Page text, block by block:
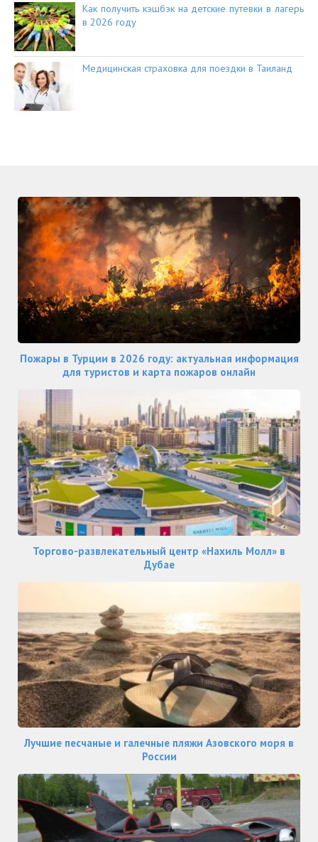
Как получить кэшбэк на детские путевки в лагерь
в 2026 году
Медицинская страховка для поездки в Таиланд
Пожары в Турции в 2026 году: актуальная информация
для туристов и карта пожаров онлайн
Торгово-развлекательный центр «Нахиль Молл» в
Дубае
Лучшие песчаные и галечные пляжи Азовского моря в
России